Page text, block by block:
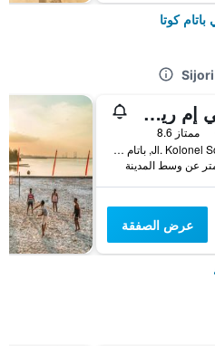
كوتا
كيه تي إم ريزورت
ممتاز 8.6
Jl. Kolonel Soegiono, باتام كوتا, إندونيسيا
عرض الصفقة